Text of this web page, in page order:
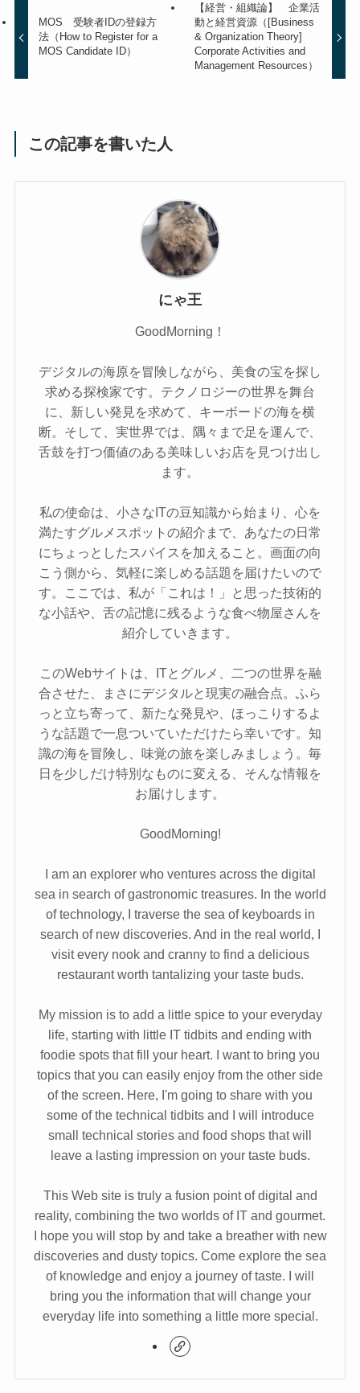
MOS 受験者IDの登録方
法（How to Register for a
MOS Candidate ID）
【経営・組織論】 企業活
動と経営資源（[Business
& Organization Theory]
Corporate Activities and
Management Resources）
この記事を書いた人
にゃ王
GoodMorning！
デジタルの海原を冒険しながら、美食の宝を探し
求める探検家です。テクノロジーの世界を舞台
に、新しい発見を求めて、キーボードの海を横
断。そして、実世界では、隅々まで足を運んで、
舌鼓を打つ価値のある美味しいお店を見つけ出し
ます。
私の使命は、小さなITの豆知識から始まり、心を
満たすグルメスポットの紹介まで、あなたの日常
にちょっとしたスパイスを加えること。画面の向
こう側から、気軽に楽しめる話題を届けたいので
す。ここでは、私が「これは！」と思った技術的
な小話や、舌の記憶に残るような食べ物屋さんを
紹介していきます。
このWebサイトは、ITとグルメ、二つの世界を融
合させた、まさにデジタルと現実の融合点。ふら
っと立ち寄って、新たな発見や、ほっこりするよ
うな話題で一息ついていただけたら幸いです。知
識の海を冒険し、味覚の旅を楽しみましょう。毎
日を少しだけ特別なものに変える、そんな情報を
お届けします。
GoodMorning!
I am an explorer who ventures across the digital
sea in search of gastronomic treasures. In the world
of technology, I traverse the sea of keyboards in
search of new discoveries. And in the real world, I
visit every nook and cranny to find a delicious
restaurant worth tantalizing your taste buds.
My mission is to add a little spice to your everyday
life, starting with little IT tidbits and ending with
foodie spots that fill your heart. I want to bring you
topics that you can easily enjoy from the other side
of the screen. Here, I'm going to share with you
some of the technical tidbits and I will introduce
small technical stories and food shops that will
leave a lasting impression on your taste buds.
This Web site is truly a fusion point of digital and
reality, combining the two worlds of IT and gourmet.
I hope you will stop by and take a breather with new
discoveries and dusty topics. Come explore the sea
of knowledge and enjoy a journey of taste. I will
bring you the information that will change your
everyday life into something a little more special.